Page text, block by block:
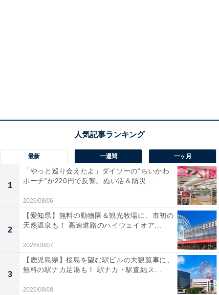
最新 一週間 一ヶ月
1
「やっと巡り会えたよ」ダイソーの“ちいかわ
ポーチ”が220円で反響。ぬい活＆防災...
2026/08/06
2
【愛知県】無料の動物園＆観光牧場に、市初の
天然温泉も！ 高速道路のハイウェイオア...
2026/08/07
3
【鹿児島県】桜島を望む駅ビルの大観覧車に、
無料の駅ナカ足湯も！ 駅ナカ・駅直結ス...
2026/08/08